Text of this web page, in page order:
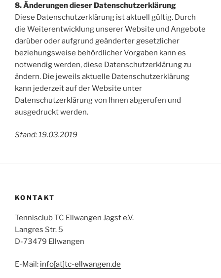
8. Änderungen dieser Datenschutzerklärung
Diese Datenschutzerklärung ist aktuell gültig. Durch
die Weiterentwicklung unserer Website und Angebote
darüber oder aufgrund geänderter gesetzlicher
beziehungsweise behördlicher Vorgaben kann es
notwendig werden, diese Datenschutzerklärung zu
ändern. Die jeweils aktuelle Datenschutzerklärung
kann jederzeit auf der Website unter
Datenschutzerklärung von Ihnen abgerufen und
ausgedruckt werden.
Stand: 19.03.2019
KONTAKT
Tennisclub TC Ellwangen Jagst e.V.
Langres Str. 5
D-73479 Ellwangen
E-Mail: info[at]tc-ellwangen.de